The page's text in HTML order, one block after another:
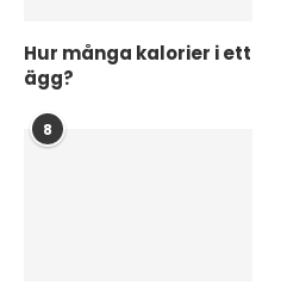
Hur många kalorier i ett
ägg?
8